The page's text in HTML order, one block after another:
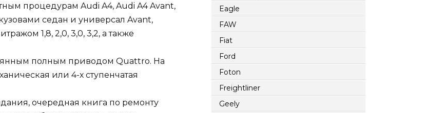
процедурам Audi A4, Audi A4 Avant,
седан и универсал Avant,
1,8, 2,0, 3,0, 3,2, а также
полным приводом Quattro. На
или 4-х ступенчатая
очередная книга по ремонту
Eagle
FAW
Fiat
Ford
Foton
Freightliner
Geely